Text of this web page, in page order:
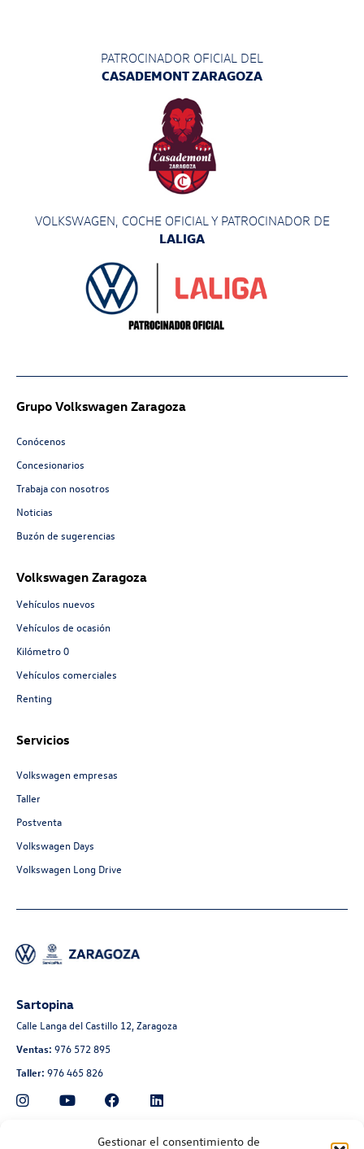
Gestionar el consentimiento de
PATROCINADOR OFICIAL DEL
CASADEMONT ZARAGOZA
VOLKSWAGEN, COCHE OFICIAL Y PATROCINADOR DE
LALIGA
Grupo Volkswagen Zaragoza
Conócenos
Concesionarios
Trabaja con nosotros
Noticias
Buzón de sugerencias
Volkswagen Zaragoza
Vehículos nuevos
Vehículos de ocasión
Kilómetro 0
Vehículos comerciales
Renting
Servicios
Volkswagen empresas
Taller
Postventa
Volkswagen Days
Volkswagen Long Drive
Sartopina
Calle Langa del Castillo 12, Zaragoza
Ventas: 976 572 895
Taller: 976 465 826
Automoción Aragonesa